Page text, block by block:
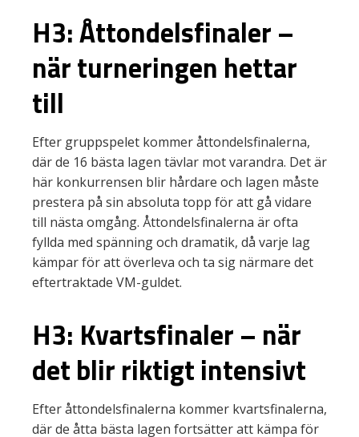
H3: Åttondelsfinaler –
när turneringen hettar
till
Efter gruppspelet kommer åttondelsfinalerna,
där de 16 bästa lagen tävlar mot varandra. Det är
här konkurrensen blir hårdare och lagen måste
prestera på sin absoluta topp för att gå vidare
till nästa omgång. Åttondelsfinalerna är ofta
fyllda med spänning och dramatik, då varje lag
kämpar för att överleva och ta sig närmare det
eftertraktade VM-guldet.
H3: Kvartsfinaler – när
det blir riktigt intensivt
Efter åttondelsfinalerna kommer kvartsfinalerna,
där de åtta bästa lagen fortsätter att kämpa för